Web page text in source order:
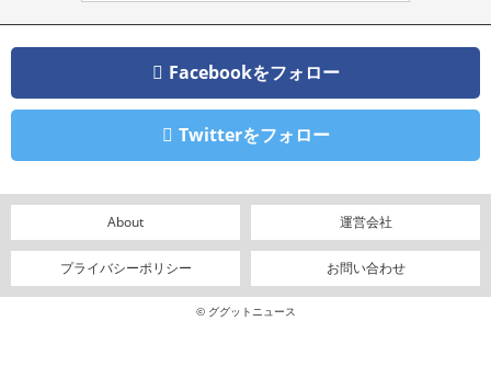
Facebookをフォロー
Twitterをフォロー
About 運営会社
プライバシーポリシー お問い合わせ
© ググットニュース